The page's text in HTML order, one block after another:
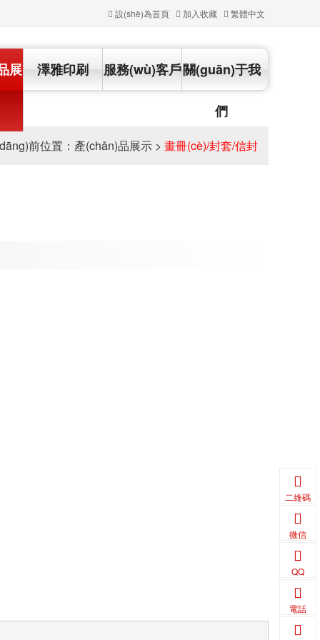
設(shè)為首頁 加入收藏 繁體中文
關(guān)于我
們
服務(wù)客戶
澤雅印刷
展
前位置： 產(chǎn)品展示 > 畫冊(cè)/封套/信封
二維碼
微信
QQ
電話